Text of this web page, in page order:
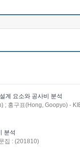
계 요소와 공사비 분석
; 홍구표(Hong, Goopyo) -
분석
집 : (201810)